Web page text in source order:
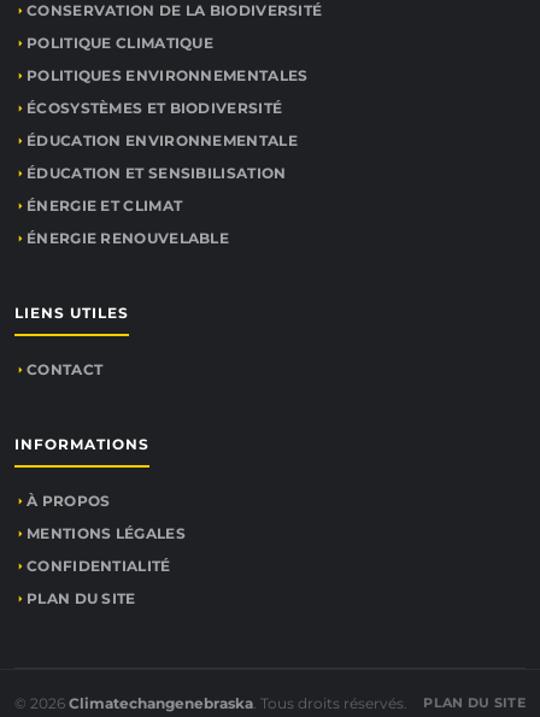
CONSERVATION DE LA BIODIVERSITÉ
POLITIQUE CLIMATIQUE
POLITIQUES ENVIRONNEMENTALES
ÉCOSYSTÈMES ET BIODIVERSITÉ
ÉDUCATION ENVIRONNEMENTALE
ÉDUCATION ET SENSIBILISATION
ÉNERGIE ET CLIMAT
ÉNERGIE RENOUVELABLE
LIENS UTILES
CONTACT
INFORMATIONS
À PROPOS
MENTIONS LÉGALES
CONFIDENTIALITÉ
PLAN DU SITE
© 2026 Climatechangenebraska. Tous droits réservés. PLAN DU SITE